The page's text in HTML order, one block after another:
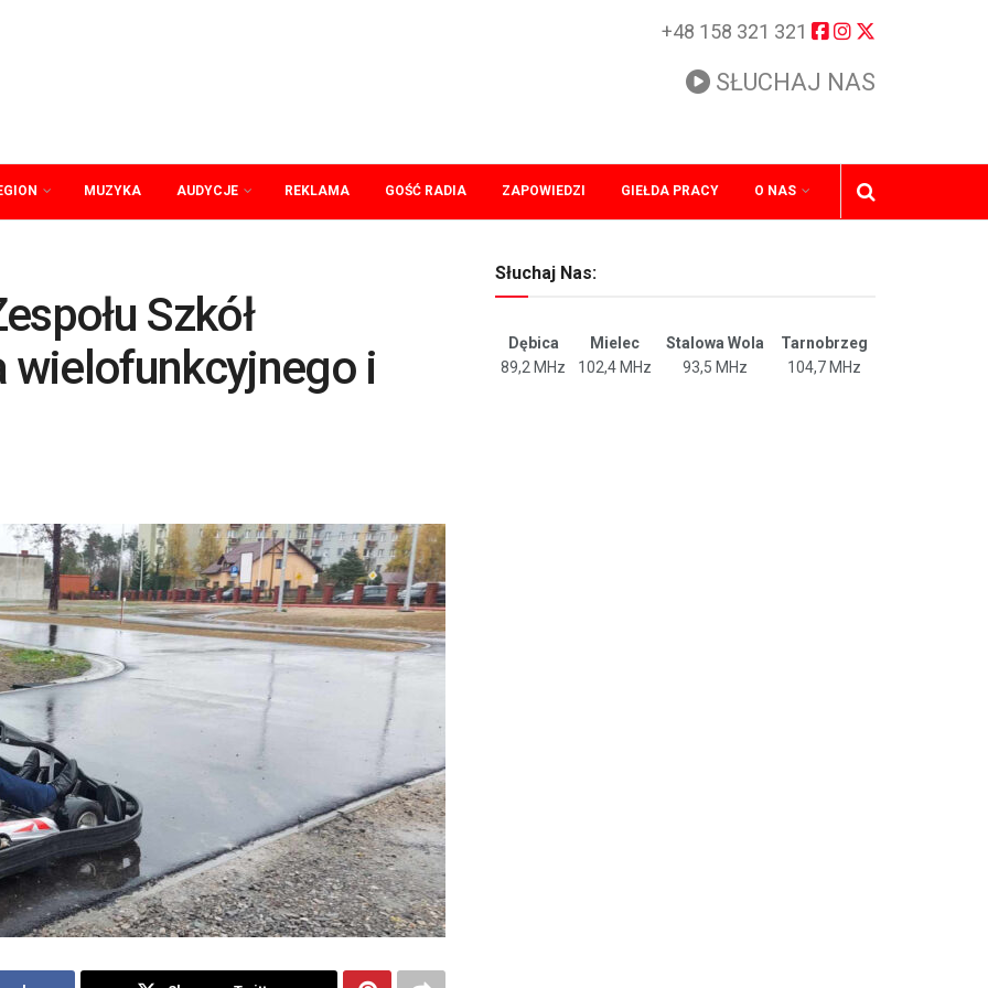
+48 158 321 321
SŁUCHAJ NAS
MUZYKA AUDYCJE REKLAMA GOŚĆ RADIA ZAPOWIEDZI GIEŁDA PRACY O NAS
Szkół
wielofunkcyjnego i
Słuchaj Nas:
Dębica Mielec Stalowa Wola
Tarnobrzeg
89,2 MHz
102,4 MHz 93,5 MHz 104,7 MHz